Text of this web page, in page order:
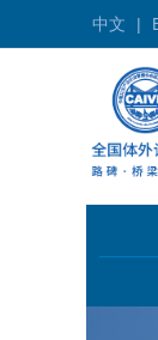
中文 |